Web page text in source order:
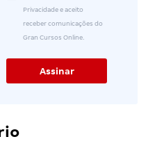
Privacidade e aceito
receber comunicações do
Gran Cursos Online.